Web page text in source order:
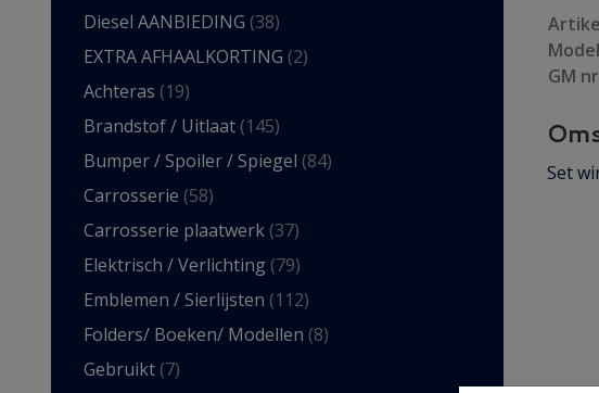
Diesel AANBIEDING (38)
EXTRA AFHAALKORTING (2)
Achteras (19)
Brandstof / Uitlaat (145)
Bumper / Spoiler / Spiegel (84)
Carrosserie (58)
Carrosserie plaatwerk (37)
Elektrisch / Verlichting (79)
Emblemen / Sierlijsten (112)
Folders/ Boeken/ Modellen (8)
Gebruikt (7)
GM
Set